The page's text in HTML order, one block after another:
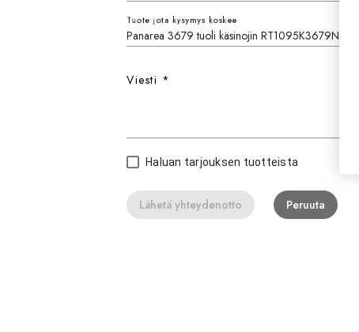
Tuote jota kysymys koskee
Viesti *
Haluan tarjouksen tuotteista
Lähetä yhteydenotto Peruuta